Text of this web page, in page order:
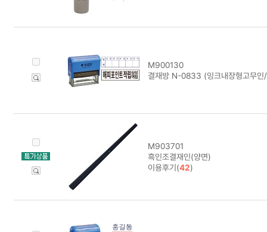
M900130
결재방 N-0833 (잉크내장형고무
M903701
흑인조결재인(양면)
이용후기(42)